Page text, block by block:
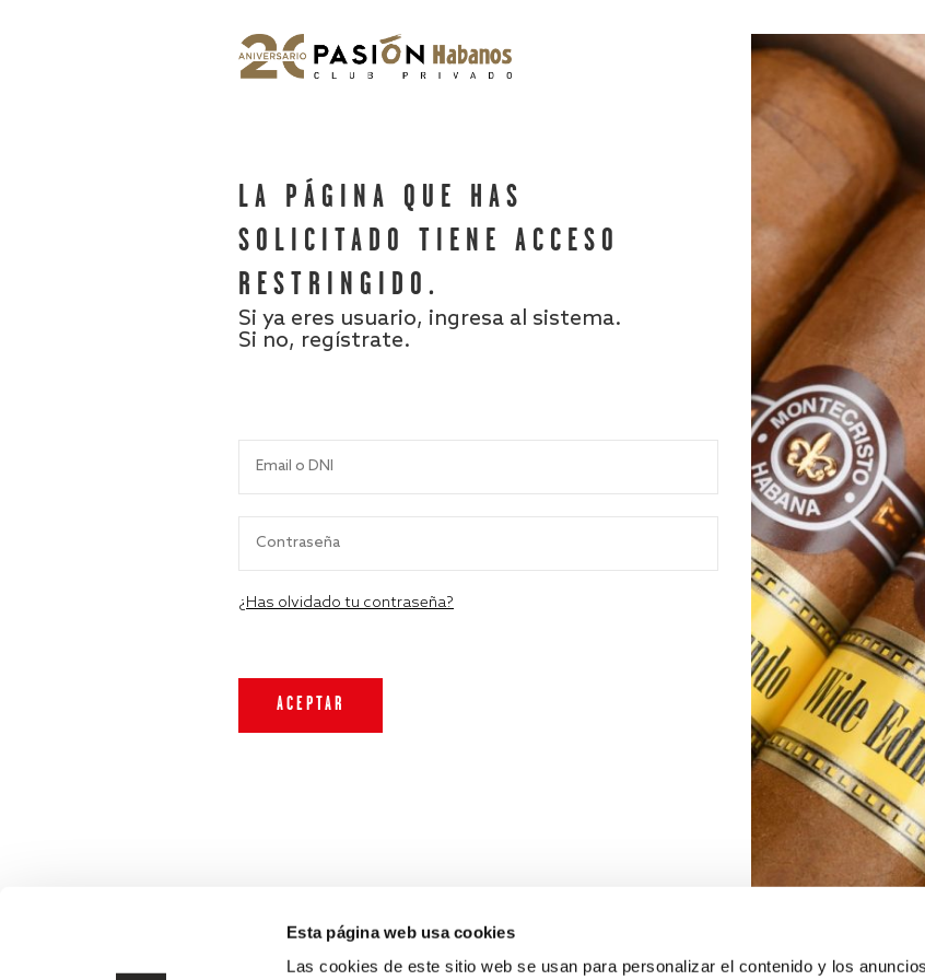
Esta página web usa cookies
Las cookies de este sitio web se usan para personalizar el contenido y los
LA PÁGINA QUE HAS
SOLICITADO TIENE ACCESO
RESTRINGIDO.
Si ya eres usuario, ingresa al sistema.
Si no, regístrate.
¿Has olvidado tu contraseña?